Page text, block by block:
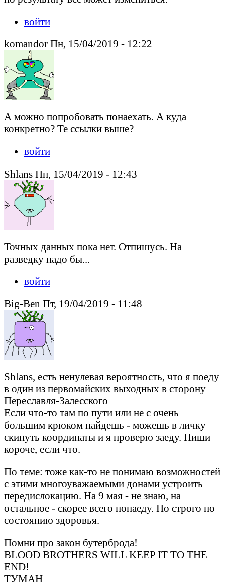
войти
komandor Пн, 15/04/2019 - 12:22
А можно попробовать понаехать. А куда
конкретно? Те ссылки выше?
войти
Shlans Пн, 15/04/2019 - 12:43
Точных данных пока нет. Отпишусь. На
разведку надо бы...
войти
Big-Ben Пт, 19/04/2019 - 11:48
Shlans, есть ненулевая вероятность, что я поеду
в один из первомайских выходных в сторону
Переславля-Залесского
Если что-то там по пути или не с очень
большим крюком найдешь - можешь в личку
скинуть координаты и я проверю заеду. Пиши
короче, если что.
По теме: тоже как-то не понимаю возможностей
с этими многоуважаемыми донами устроить
передислокацию. На 9 мая - не знаю, на
остальное - скорее всего понаеду. Но строго по
состоянию здоровья.
Помни про закон бутерброда!
BLOOD BROTHERS WILL KEEP IT TO THE
END!
ТУМАН